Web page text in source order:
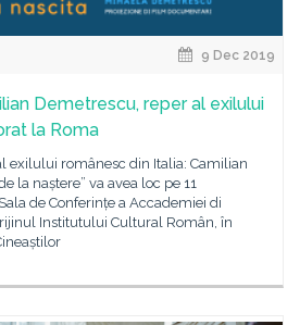
9 Dec 2019
Demetrescu, reper al exilului
la Roma
exilului românesc din Italia: Camilian
la naștere” va avea loc pe 11
de Conferințe a Accademiei di
Institutului Cultural Român, în